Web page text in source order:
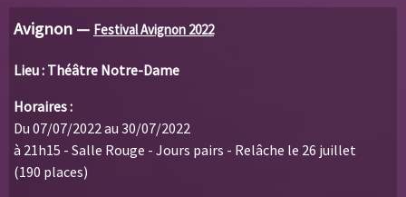
Avignon — Festival Avignon 2022
Lieu : Théâtre Notre-Dame
Horaires :
Du 07/07/2022 au 30/07/2022
à 21h15 - Salle Rouge - Jours pairs - Relâche le 26 juillet
(190 places)